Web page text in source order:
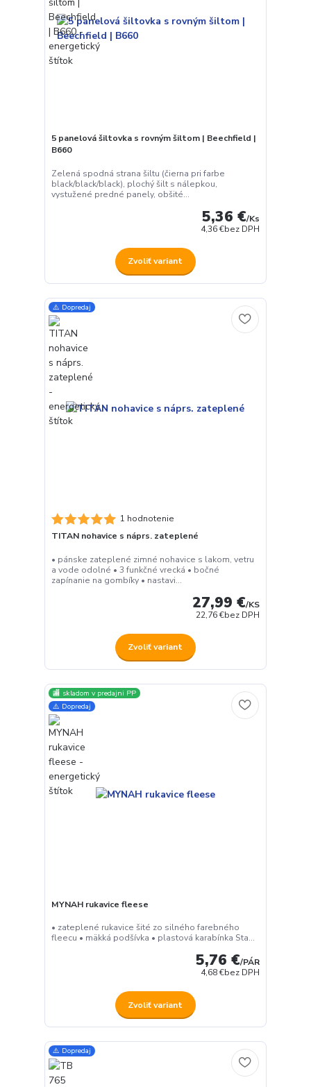
5 panelová šiltovka s rovným šiltom | Beechfield |
B660
Zelená spodná strana šiltu (čierna pri farbe
black/black/black), plochý šilt s nálepkou,
vystužené predné panely, obšité...
5,36 €/Ks
4,36 €bez DPH
Zvoliť variant
⚠️ Dopredaj
1 hodnotenie
TITAN nohavice s náprs. zateplené
• pánske zateplené zimné nohavice s lakom, vetru
a vode odolné • 3 funkčné vrecká • bočné
zapínanie na gombíky • nastavi...
27,99 €/KS
22,76 €bez DPH
Zvoliť variant
🏬 skladom v predajni PP
⚠️ Dopredaj
MYNAH rukavice fleese
• zateplené rukavice šité zo silného farebného
fleecu • mäkká podšívka • plastová karabínka Sta...
5,76 €/PÁR
4,68 €bez DPH
Zvoliť variant
⚠️ Dopredaj